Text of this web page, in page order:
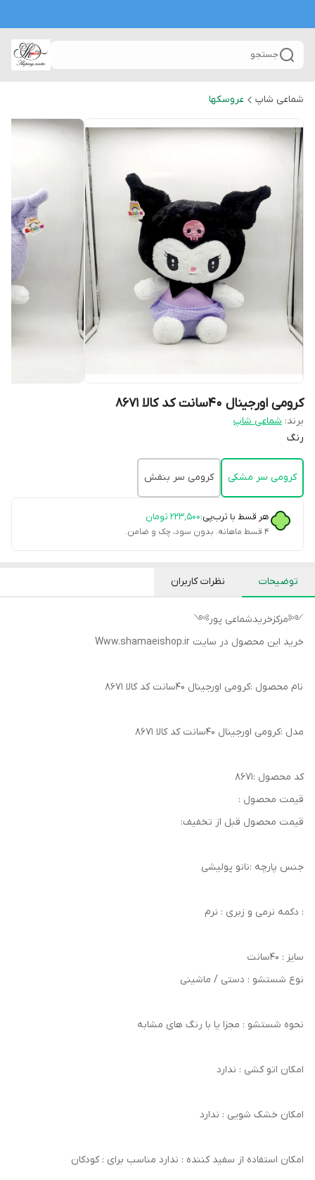
جستجو
شماعی شاپ عروسکها
کرومی اورجینال ۴۰سانت کد کالا ۸۶۷۱
برند: شماعی شاپ
رنگ
کرومی سر مشکی کرومی سر بنفش
هر قسط با ترب‌پی:۲۲۳٬۵۰۰ تومان
۴ قسط ماهانه. بدون سود، چک و ضامن.
توضیحات نظرات کاربران
༺مرکزخریدشماعی پور༻
خرید این محصول در سایت Www.shamaeishop.ir
نام محصول :کرومی اورجینال ۴۰سانت کد کالا ۸۶۷۱
مدل :کرومی اورجینال ۴۰سانت کد کالا ۸۶۷۱
کد محصول :۸۶۷۱
قیمت محصول :
قیمت محصول قبل از تخفیف:
جنس پارچه :نانو پولیشی
: دکمه نرمی و زبری : نرم
سایز : ۴۰سانت
نوع شستشو : دستی / ماشینی
نحوه شستشو : مجزا یا با رنگ های مشابه
امکان اتو کشی : ندارد
امکان خشک‌ شویی : ندارد
امکان استفاده از سفید کننده : ندارد مناسب برای : کودکان